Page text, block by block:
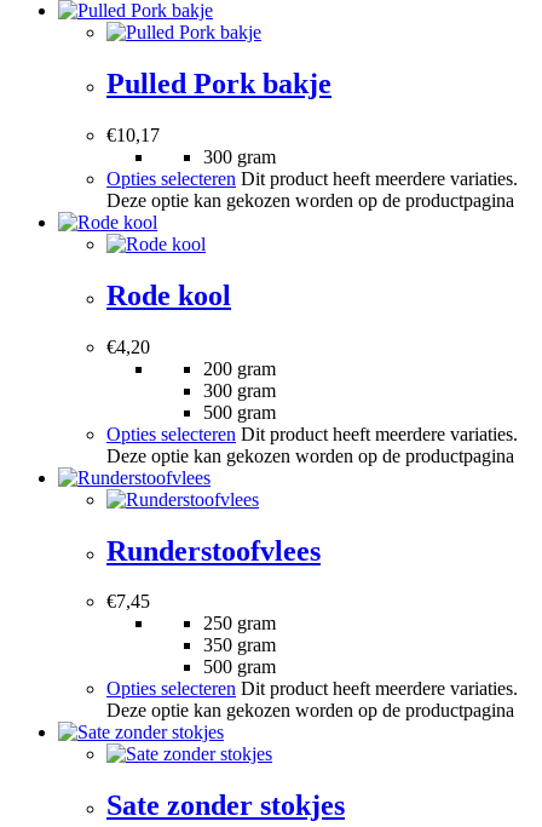
Pulled Pork bakje
€10,17
300 gram
Opties selecteren Dit product heeft meerdere variaties.
Deze optie kan gekozen worden op de productpagina
Rode kool
€4,20
200 gram
300 gram
500 gram
Opties selecteren Dit product heeft meerdere variaties.
Deze optie kan gekozen worden op de productpagina
Runderstoofvlees
€7,45
250 gram
350 gram
500 gram
Opties selecteren Dit product heeft meerdere variaties.
Deze optie kan gekozen worden op de productpagina
Sate zonder stokjes